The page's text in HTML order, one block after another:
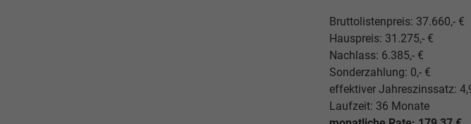
Bruttolistenpreis: 37.660,- €
Hauspreis: 31.275,- €
Nachlass: 6.385,- €
Sonderzahlung: 0,- €
effektiver Jahreszinssatz:
Laufzeit: 36 Monate